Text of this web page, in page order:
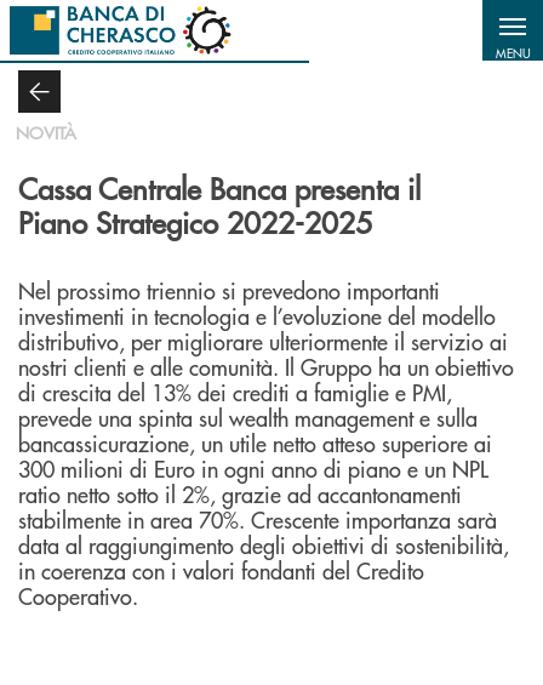
Salta al contenuto principale
MENU
NOVITÀ
Cassa Centrale Banca presenta il
Piano Strategico 2022-2025
Nel prossimo triennio si prevedono importanti
investimenti in tecnologia e l’evoluzione del modello
distributivo, per migliorare ulteriormente il servizio ai
nostri clienti e alle comunità. Il Gruppo ha un obiettivo
di crescita del 13% dei crediti a famiglie e PMI,
prevede una spinta sul wealth management e sulla
bancassicurazione, un utile netto atteso superiore ai
300 milioni di Euro in ogni anno di piano e un NPL
ratio netto sotto il 2%, grazie ad accantonamenti
stabilmente in area 70%. Crescente importanza sarà
data al raggiungimento degli obiettivi di sostenibilità,
in coerenza con i valori fondanti del Credito
Cooperativo.